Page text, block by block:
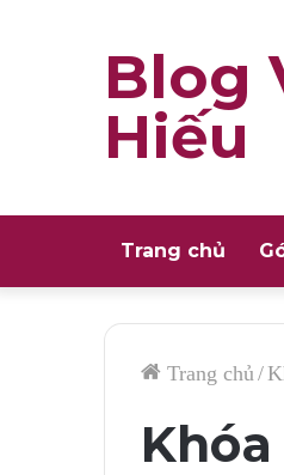
Blog
Hiếu
Trang chủ
Trang chủ/